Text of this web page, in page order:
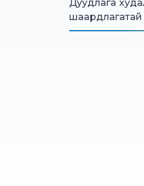
Дуудлага
шаардлагатай